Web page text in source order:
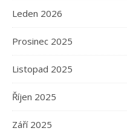
Leden 2026
Prosinec 2025
Listopad 2025
Říjen 2025
Září 2025